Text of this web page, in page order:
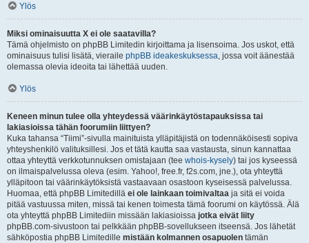
Ylös
Miksi ominaisuutta X ei ole saatavilla?
Tämä ohjelmisto on phpBB Limitedin kirjoittama ja lisensoima. Jos uskot, että
ominaisuus tulisi lisätä, vieraile phpBB ideakeskuksessa, jossa voit äänestää
olemassa olevia ideoita tai lähettää uuden.
Ylös
Keneen minun tulee olla yhteydessä väärinkäytöstapauksissa tai
lakiasioissa tähän foorumiin liittyen?
Kuka tahansa “Tiimi”-sivulla mainituista ylläpitäjistä on todennäköisesti sopiva
yhteyshenkilö valituksillesi. Jos et tätä kautta saa vastausta, sinun kannattaa
ottaa yhteyttä verkkotunnuksen omistajaan (tee whois-kysely) tai jos kyseessä
on ilmaispalvelussa oleva (esim. Yahoo!, free.fr, f2s.com, jne.), ota yhteyttä
ylläpitoon tai väärinkäytöksistä vastaavaan osastoon kyseisessä palvelussa.
Huomaa, että phpBB Limitedillä ei ole lainkaan toimivaltaa ja sitä ei voida
pitää vastuussa miten, missä tai kenen toimesta tämä foorumi on käytössä. Älä
ota yhteyttä phpBB Limitediin missään lakiasioissa jotka eivät liity
phpBB.com-sivustoon tai pelkkään phpBB-sovellukseen itseensä. Jos lähetät
sähköpostia phpBB Limitedille mistään kolmannen osapuolen tämän